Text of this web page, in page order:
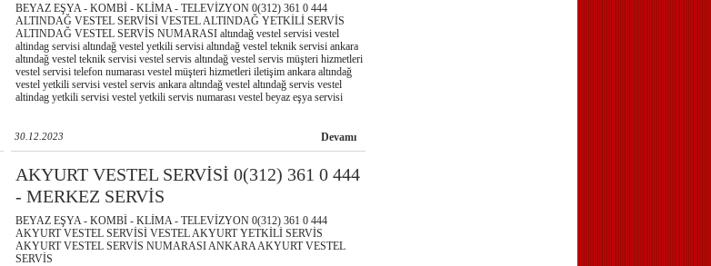
BEYAZ EŞYA - KOMBİ - KLİMA - TELEVİZYON 0(312) 361 0 444
ALTINDAĞ VESTEL SERVİSİ VESTEL ALTINDAĞ YETKİLİ SERVİS
ALTINDAĞ VESTEL SERVİS NUMARASI altındağ vestel servisi vestel
altindag servisi altındağ vestel yetkili servisi altındağ vestel teknik servisi ankara
altındağ vestel teknik servisi vestel servis altındağ vestel servis müşteri hizmetleri
vestel servisi telefon numarası vestel müşteri hizmetleri iletişim ankara altındağ
vestel yetkili servisi vestel servis ankara altındağ vestel altındağ servis vestel
altindag yetkili servisi vestel yetkili servis numarası vestel beyaz eşya servisi
30.12.2023 Devamı
AKYURT VESTEL SERVİSİ 0(312) 361 0 444
- MERKEZ SERVİS
BEYAZ EŞYA - KOMBİ - KLİMA - TELEVİZYON 0(312) 361 0 444
AKYURT VESTEL SERVİSİ VESTEL AKYURT YETKİLİ SERVİS
AKYURT VESTEL SERVİS NUMARASI ANKARA AKYURT VESTEL
SERVİS